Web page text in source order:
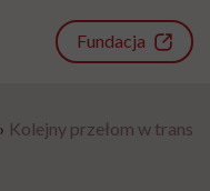
Fundacja
› Kolejny przełom w